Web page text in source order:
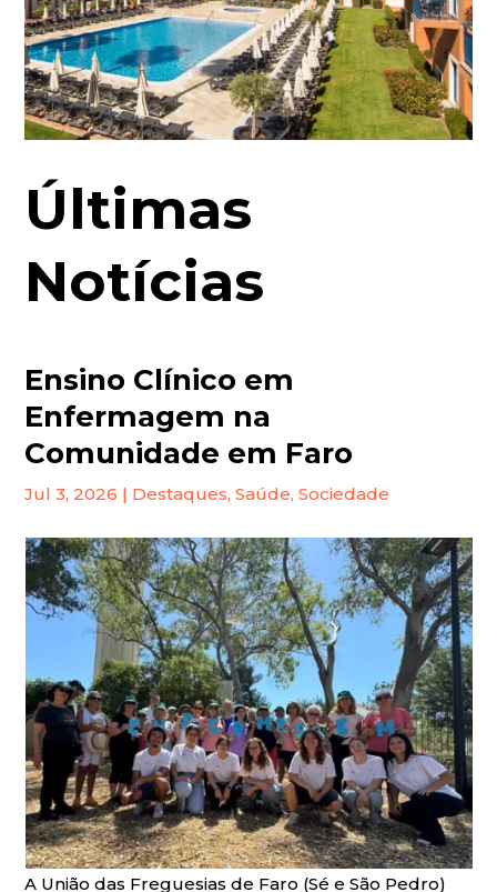
Últimas
Notícias
Ensino Clínico em
Enfermagem na
Comunidade em Faro
Jul 3, 2026 | Destaques,Saúde,Sociedade
A União das Freguesias de Faro (Sé e São Pedro)